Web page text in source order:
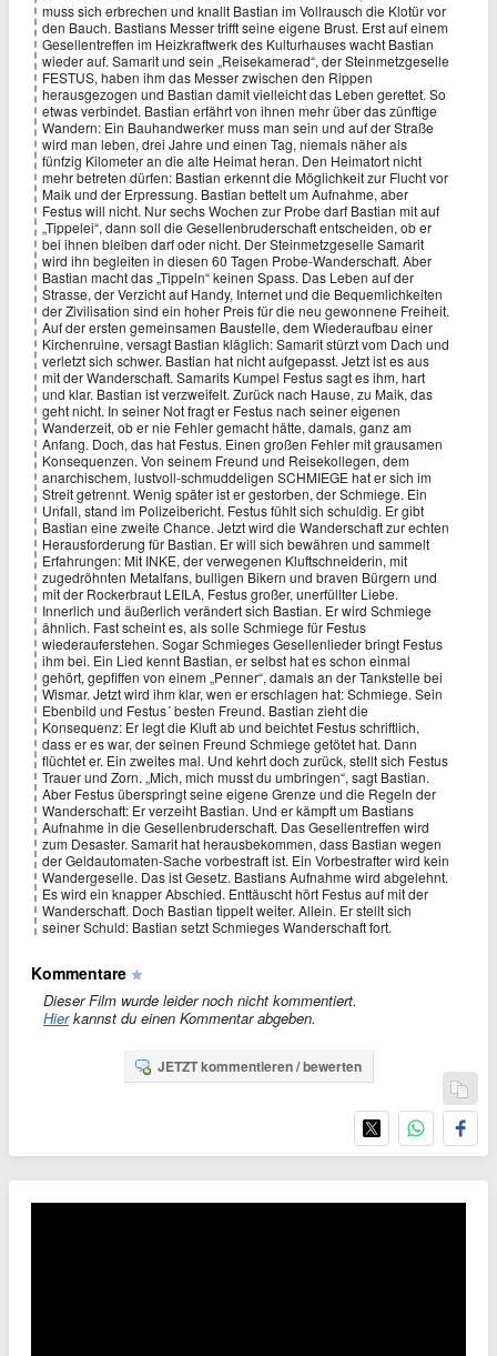
muss sich erbrechen und knallt Bastian im Vollrausch die Klotür vor
den Bauch. Bastians Messer trifft seine eigene Brust. Erst auf einem
Gesellentreffen im Heizkraftwerk des Kulturhauses wacht Bastian
wieder auf. Samarit und sein „Reisekamerad“, der Steinmetzgeselle
FESTUS, haben ihm das Messer zwischen den Rippen
herausgezogen und Bastian damit vielleicht das Leben gerettet. So
etwas verbindet. Bastian erfährt von ihnen mehr über das zünftige
Wandern: Ein Bauhandwerker muss man sein und auf der Straße
wird man leben, drei Jahre und einen Tag, niemals näher als
fünfzig Kilometer an die alte Heimat heran. Den Heimatort nicht
mehr betreten dürfen: Bastian erkennt die Möglichkeit zur Flucht vor
Maik und der Erpressung. Bastian bettelt um Aufnahme, aber
Festus will nicht. Nur sechs Wochen zur Probe darf Bastian mit auf
„Tippelei“, dann soll die Gesellenbruderschaft entscheiden, ob er
bei ihnen bleiben darf oder nicht. Der Steinmetzgeselle Samarit
wird ihn begleiten in diesen 60 Tagen Probe-Wanderschaft. Aber
Bastian macht das „Tippeln“ keinen Spass. Das Leben auf der
Strasse, der Verzicht auf Handy, Internet und die Bequemlichkeiten
der Zivilisation sind ein hoher Preis für die neu gewonnene Freiheit.
Auf der ersten gemeinsamen Baustelle, dem Wiederaufbau einer
Kirchenruine, versagt Bastian kläglich: Samarit stürzt vom Dach und
verletzt sich schwer. Bastian hat nicht aufgepasst. Jetzt ist es aus
mit der Wanderschaft. Samarits Kumpel Festus sagt es ihm, hart
und klar. Bastian ist verzweifelt. Zurück nach Hause, zu Maik, das
geht nicht. In seiner Not fragt er Festus nach seiner eigenen
Wanderzeit, ob er nie Fehler gemacht hätte, damals, ganz am
Anfang. Doch, das hat Festus. Einen großen Fehler mit grausamen
Konsequenzen. Von seinem Freund und Reisekollegen, dem
anarchischem, lustvoll-schmuddeligen SCHMIEGE hat er sich im
Streit getrennt. Wenig später ist er gestorben, der Schmiege. Ein
Unfall, stand im Polizeibericht. Festus fühlt sich schuldig. Er gibt
Bastian eine zweite Chance. Jetzt wird die Wanderschaft zur echten
Herausforderung für Bastian. Er will sich bewähren und sammelt
Erfahrungen: Mit INKE, der verwegenen Kluftschneiderin, mit
zugedröhnten Metalfans, bulligen Bikern und braven Bürgern und
mit der Rockerbraut LEILA, Festus großer, unerfüllter Liebe.
Innerlich und äußerlich verändert sich Bastian. Er wird Schmiege
ähnlich. Fast scheint es, als solle Schmiege für Festus
wiederauferstehen. Sogar Schmieges Gesellenlieder bringt Festus
ihm bei. Ein Lied kennt Bastian, er selbst hat es schon einmal
gehört, gepfiffen von einem „Penner“, damals an der Tankstelle bei
Wismar. Jetzt wird ihm klar, wen er erschlagen hat: Schmiege. Sein
Ebenbild und Festus´ besten Freund. Bastian zieht die
Konsequenz: Er legt die Kluft ab und beichtet Festus schriftlich,
dass er es war, der seinen Freund Schmiege getötet hat. Dann
flüchtet er. Ein zweites mal. Und kehrt doch zurück, stellt sich Festus
Trauer und Zorn. „Mich, mich musst du umbringen“, sagt Bastian.
Aber Festus überspringt seine eigene Grenze und die Regeln der
Wanderschaft: Er verzeiht Bastian. Und er kämpft um Bastians
Aufnahme in die Gesellenbruderschaft. Das Gesellentreffen wird
zum Desaster. Samarit hat herausbekommen, dass Bastian wegen
der Geldautomaten-Sache vorbestraft ist. Ein Vorbestrafter wird kein
Wandergeselle. Das ist Gesetz. Bastians Aufnahme wird abgelehnt.
Es wird ein knapper Abschied. Enttäuscht hört Festus auf mit der
Wanderschaft. Doch Bastian tippelt weiter. Allein. Er stellt sich
seiner Schuld: Bastian setzt Schmieges Wanderschaft fort.
Kommentare
Dieser Film wurde leider noch nicht kommentiert.
Hierkannst du einen Kommentar abgeben.
JETZT kommentieren / bewerten